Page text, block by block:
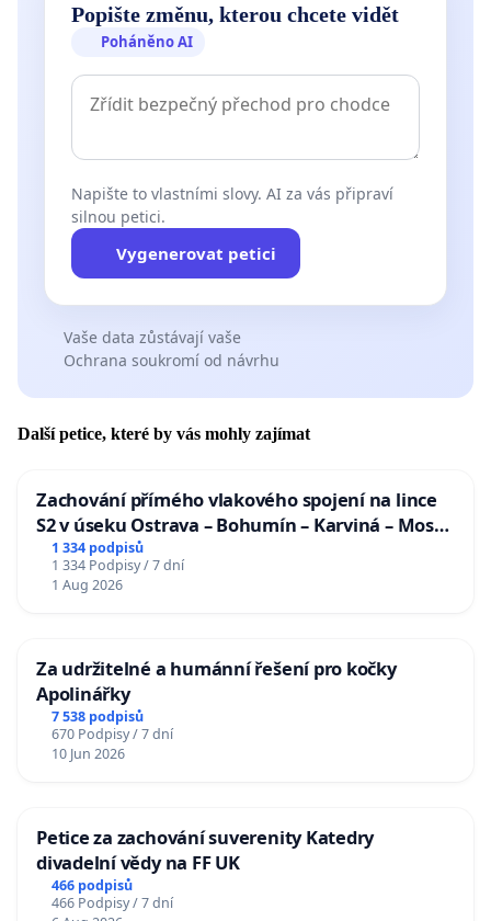
Popište změnu, kterou chcete vidět
Poháněno AI
Napište to vlastními slovy. AI za vás připraví
silnou petici.
Vygenerovat petici
Vaše data zůstávají vaše
Ochrana soukromí od návrhu
Další petice, které by vás mohly zajímat
Zachování přímého vlakového spojení na lince
S2 v úseku Ostrava – Bohumín – Karviná – Mosty
u Jablunkova
1 334 podpisů
1 334 Podpisy / 7 dní
1 Aug 2026
Za udržitelné a humánní řešení pro kočky
Apolinářky
7 538 podpisů
670 Podpisy / 7 dní
10 Jun 2026
Petice za zachování suverenity Katedry
divadelní vědy na FF UK
466 podpisů
466 Podpisy / 7 dní